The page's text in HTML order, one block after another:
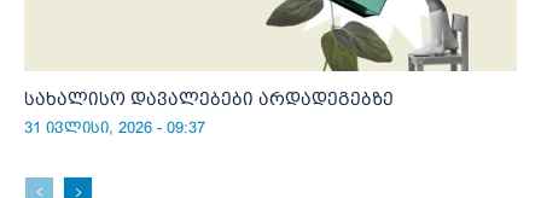
სახალისო დავალებები არდადეგებზე
31 ივლისი, 2026 - 09:37